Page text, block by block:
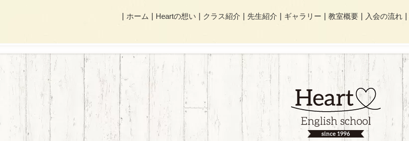
ホーム Heartの想い クラス紹介 先生紹介 ギャラリー 教室概要 入会の流れ